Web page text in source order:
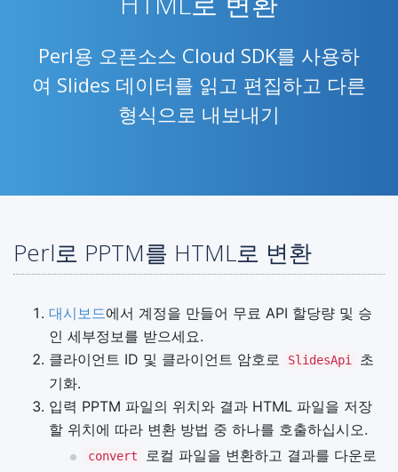
Perl용 오픈소스 Cloud SDK를 사용하
여 Slides 데이터를 읽고 편집하고 다른
형식으로 내보내기
Perl로 PPTM를 HTML로 변환
대시보드에서 계정을 만들어 무료 API 할당량 및 승
인 세부정보를 받으세요.
클라이언트 ID 및 클라이언트 암호로
SlidesApi
초
기화.
입력 PPTM 파일의 위치와 결과 HTML 파일을 저장
할 위치에 따라 변환 방법 중 하나를 호출하십시오.
convert
로컬 파일을 변환하고 결과를 다운로